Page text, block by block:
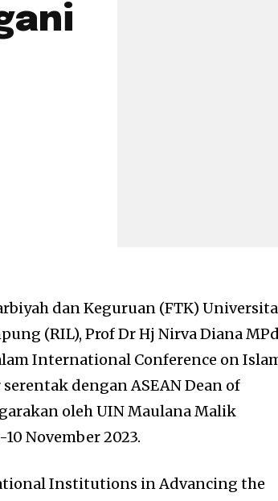
dan Keguruan (FTK)
(RIL), Prof Dr Hj Nirva Diana
International Conference on
dengan ASEAN Dean of
oleh UIN Maulana Malik
November 2023.
Institutions in Advancing the